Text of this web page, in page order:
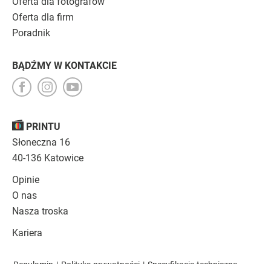
PRINTU
Słoneczna 16
40-136 Katowice
Opinie
O nas
Nasza troska
Kariera
Oferta dla firm
Poradnik
BĄDŹMY W KONTAKCIE